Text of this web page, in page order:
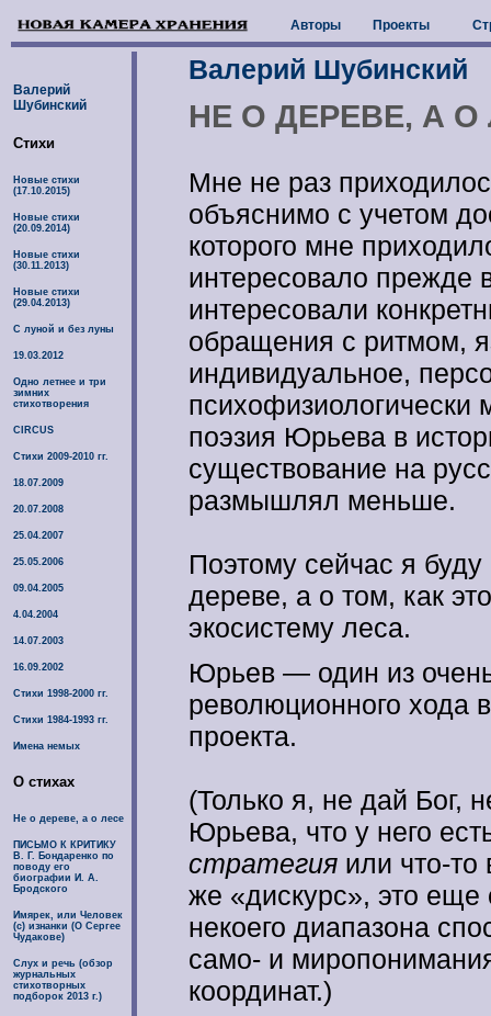
Авторы Проекты
Валерий
Шубинский
Стихи
Новые стихи
(17.10.2015)
Новые стихи
(20.09.2014)
Новые стихи
(30.11.2013)
Новые стихи
(29.04.2013)
С луной и без луны
19.03.2012
Одно летнее и три
зимних
стихотворения
CIRCUS
Стихи 2009-2010 гг.
18.07.2009
20.07.2008
25.04.2007
25.05.2006
09.04.2005
4.04.2004
14.07.2003
16.09.2002
Стихи 1998-2000 гг.
Стихи 1984-1993 гг.
Имена немых
О стихах
Не о дереве, а о лесе
ПИСЬМО К КРИТИКУ
В. Г. Бондаренко по
поводу его
биографии И. А.
Бродского
Имярек, или Человек
(с) изнанки (О Сергее
Чудакове)
Слух и речь (обзор
журнальных
стихотворных
подборок 2013 г.)
Валерий Шубинский
НЕ О ДЕРЕВЕ, А О
Мне не раз
объяснимо с учетом
которого мне
интересовало прежде
интересовали
обращения с ритмом,
индивидуальное,
психофизиологически
поэзия Юрьева в
существование на
размышлял меньше.
Поэтому сейчас я
дереве, а о том, как
экосистему леса.
Юрьев — один из
революционного хода
проекта.
(Только я, не дай Бог,
Юрьева, что у него
стратегия или что-
же «дискурс», это
некоего диапазона
само- и
координат.)